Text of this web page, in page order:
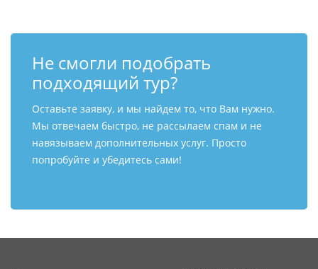
Не смогли подобрать
подходящий тур?
Оставьте заявку, и мы найдем то, что Вам нужно.
Мы отвечаем быстро, не рассылаем спам и не
навязываем дополнительных услуг. Просто
попробуйте и убедитесь сами!